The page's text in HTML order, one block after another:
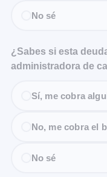
No sé
¿Sabes si esta
administradora de
Sí, me cobra
No, me cobra el
No sé